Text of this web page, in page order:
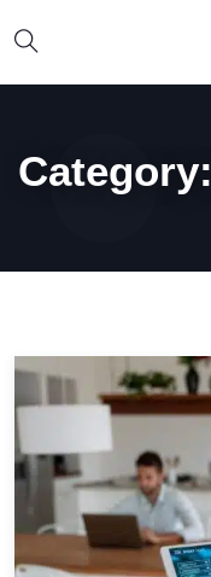
Category: